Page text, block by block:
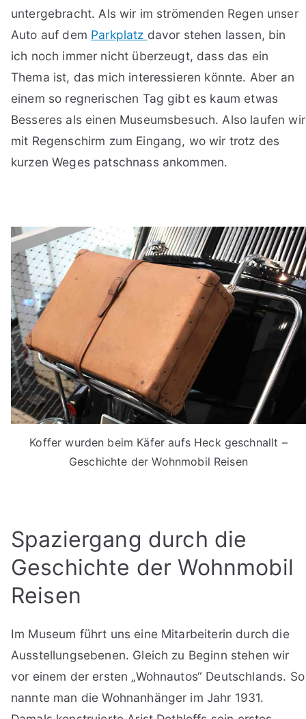
untergebracht. Als wir im strömenden Regen unser
Auto auf dem Parkplatz davor stehen lassen, bin
ich noch immer nicht überzeugt, dass das ein
Thema ist, das mich interessieren könnte. Aber an
einem so regnerischen Tag gibt es kaum etwas
Besseres als einen Museumsbesuch. Also laufen wir
mit Regenschirm zum Eingang, wo wir trotz des
kurzen Weges patschnass ankommen.
Koffer wurden beim Käfer aufs Heck geschnallt –
Geschichte der Wohnmobil Reisen
Spaziergang durch die
Geschichte der Wohnmobil
Reisen
Im Museum führt uns eine Mitarbeiterin durch die
Ausstellungsebenen. Gleich zu Beginn stehen wir
vor einem der ersten „Wohnautos“ Deutschlands. So
nannte man die Wohnanhänger im Jahr 1931.